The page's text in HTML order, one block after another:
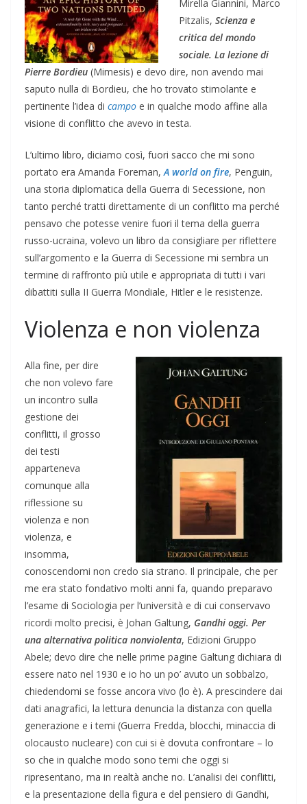
Mirella Giannini, Marco
Pitzalis, Scienza e
critica del mondo
sociale. La lezione di
Pierre Bordieu (Mimesis) e devo dire, non avendo mai
saputo nulla di Bordieu, che ho trovato stimolante e
pertinente l’idea di campo e in qualche modo affine alla
visione di conflitto che avevo in testa.
L’ultimo libro, diciamo così, fuori sacco che mi sono
portato era Amanda Foreman,A world on fire, Penguin,
una storia diplomatica della Guerra di Secessione, non
tanto perché tratti direttamente di un conflitto ma perché
pensavo che potesse venire fuori il tema della guerra
russo-ucraina, volevo un libro da consigliare per riflettere
sull’argomento e la Guerra di Secessione mi sembra un
termine di raffronto più utile e appropriata di tutti i vari
dibattiti sulla II Guerra Mondiale, Hitler e le resistenze.
Violenza e non violenza
Alla fine, per dire
che non volevo fare
un incontro sulla
gestione dei
conflitti, il grosso
dei testi
apparteneva
comunque alla
riflessione su
violenza e non
violenza, e
insomma,
conoscendomi non credo sia strano. Il principale, che per
me era stato fondativo molti anni fa, quando preparavo
l’esame di Sociologia per l’università e di cui conservavo
ricordi molto precisi, è Johan Galtung, Gandhi oggi. Per
una alternativa politica nonviolenta, Edizioni Gruppo
Abele; devo dire che nelle prime pagine Galtung dichiara di
essere nato nel 1930 e io ho un po’ avuto un sobbalzo,
chiedendomi se fosse ancora vivo (lo è). A prescindere dai
dati anagrafici, la lettura denuncia la distanza con quella
generazione e i temi (Guerra Fredda, blocchi, minaccia di
olocausto nucleare) con cui si è dovuta confrontare – lo
so che in qualche modo sono temi che oggi si
ripresentano, ma in realtà anche no. L’analisi dei conflitti,
e la presentazione della figura e del pensiero di Gandhi,